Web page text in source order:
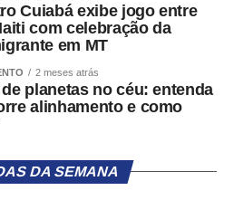
Cuiabá exibe jogo entre
com celebração da
em MT
2 meses atrás
planetas no céu: entenda
alinhamento e como
DA SEMANA